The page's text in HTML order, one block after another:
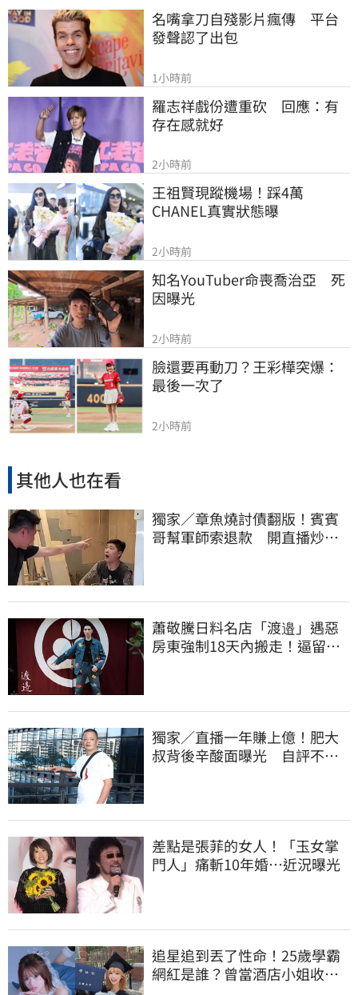
名嘴拿刀自殘影片瘋傳　平台
發聲認了出包
1小時前
羅志祥戲份遭重砍　回應：有
存在感就好
2小時前
王祖賢現蹤機場！踩4萬
CHANEL真實狀態曝
2小時前
知名YouTuber命喪喬治亞　死
因曝光
2小時前
臉還要再動刀？王彩樺突爆：
最後一次了
2小時前
其他人也在看
獨家／章魚燒討債翻版！賓賓
哥幫軍師索退款 開直播炒作
蕭敬騰日料名店「渡邉」遇惡
房東強制18天內搬走！逼留裝
獨家／直播一年賺上億！肥大
叔背後辛酸面曝光 自評不及
差點是張菲的女人！「玉女掌
門人」痛斬10年婚…近況曝光
追星追到丟了性命！25歲學霸
網紅是誰？曾當酒店小姐收入